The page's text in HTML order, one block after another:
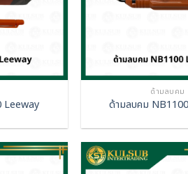
Leeway
ด้ามลบคม
ด้ามลบคม